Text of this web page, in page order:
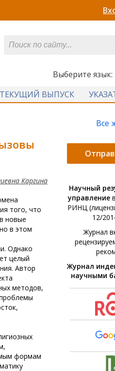
Выберите язык:
ТЕКУЩИЙ ВЫПУСК
Каргина
того, что
новые
в этом
Однако
целый
Автор
методов,
формам
Все
Научный
управление
РИНЦ
12/
Журнал
Журнал
научными